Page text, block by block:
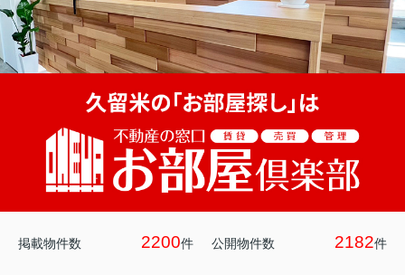
掲載物件数 2200件 公開物件数 2182件